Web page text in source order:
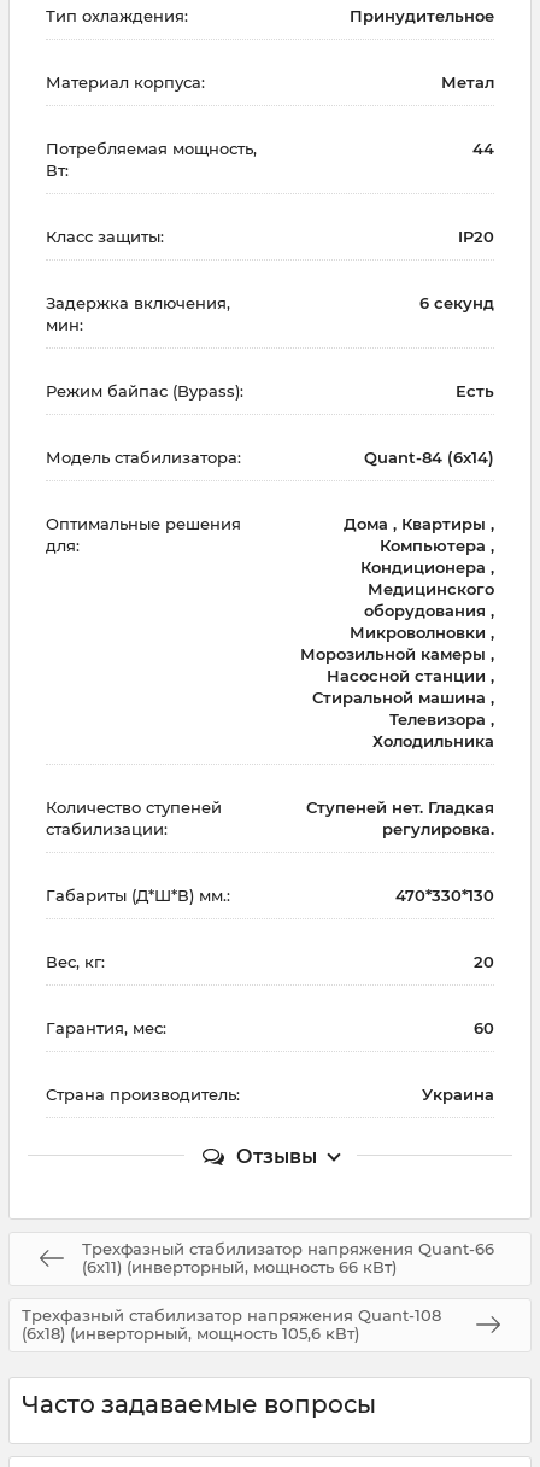
Тип охлаждения: Принудительное
Материал корпуса: Метал
Потребляемая мощность,
Вт:
44
Класс защиты: IP20
Задержка включения,
мин:
6 секунд
Режим байпас (Bypass): Есть
Модель стабилизатора: Quant-84 (6х14)
Оптимальные решения
для:
Дома , Квартиры ,
Компьютера ,
Кондиционера ,
Медицинского
оборудования ,
Микроволновки ,
Морозильной камеры ,
Насосной станции ,
Стиральной машина ,
Телевизора ,
Холодильника
Количество ступеней
стабилизации:
Ступеней нет. Гладкая
регулировка.
Габариты (Д*Ш*В) мм.: 470*330*130
Вес, кг: 20
Гарантия, мес: 60
Страна производитель: Украина
Отзывы
Трехфазный стабилизатор напряжения Quant-66
(6х11) (инверторный, мощность 66 кВт)
Трехфазный стабилизатор напряжения Quant-108
(6х18) (инверторный, мощность 105,6 кВт)
Часто задаваемые вопросы